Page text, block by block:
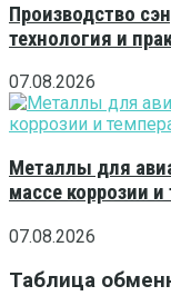
Производство
технология и
07.08.2026
Металлы для
массе коррозии и
07.08.2026
Таблица